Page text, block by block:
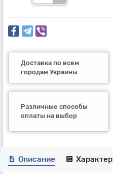
Доставка по всем
городам Украины
Различные способы
оплаты на выбор
Описание